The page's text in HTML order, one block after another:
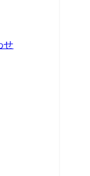
せ